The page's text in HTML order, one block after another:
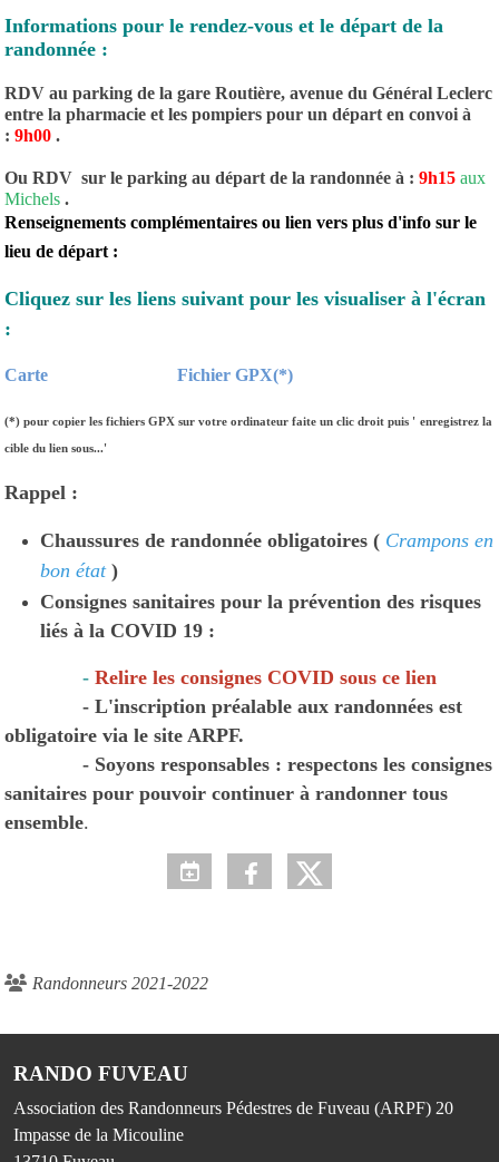
Informations pour le rendez-vous et le départ de la
randonnée :
RDV au parking de la gare Routière, avenue du Général Leclerc
entre la pharmacie et les pompiers pour un départ en convoi à
: 9h00 .
Ou RDV sur le parking au départ de la randonnée à : 9h15 aux
Michels .
Renseignements complémentaires ou lien vers plus d'info sur le
lieu de départ :
Cliquez sur les liens suivant pour les visualiser à l'écran
:
Carte Fichier GPX(*)
(*) pour copier les fichiers GPX sur votre ordinateur faite un clic droit puis ' enregistrez la
cible du lien sous...'
Rappel :
Chaussures de randonnée obligatoires ( Crampons en
bon état)
Consignes sanitaires pour la prévention des risques
liés à la COVID 19 :
- Relire les consignes COVID sous ce lien
- L'inscription préalable aux randonnées est
obligatoire via le site ARPF.
- Soyons responsables : respectons les consignes
sanitaires pour pouvoir continuer à randonner tous
ensemble.
Randonneurs 2021-2022
RANDO FUVEAU
Association des Randonneurs Pédestres de Fuveau (ARPF) 20
Impasse de la Micouline